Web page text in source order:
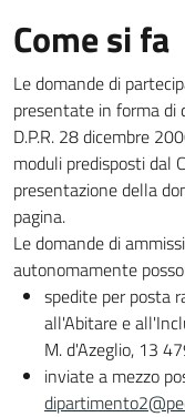
Come si fa
Le domande di
presentate in forma di
D.P.R. 28 dicembre
moduli predisposti dal
presentazione della
pagina.
Le domande di
autonomamente
spedite per posta
all'Abitare e
M. d'Azeglio, 13
inviate a mezzo